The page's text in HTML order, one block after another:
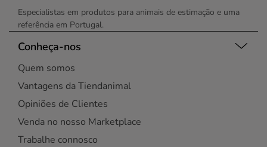
Especialistas em produtos para animais de estimação e uma
referência em Portugal.
Conheça-nos
Quem somos
Vantagens da Tiendanimal
Opiniões de Clientes
Venda no nosso Marketplace
Trabalhe connosco